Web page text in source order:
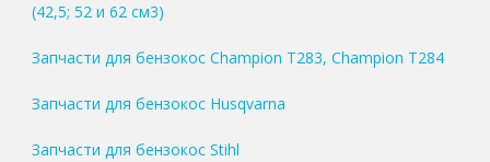
(42,5; 52 и 62 см3)
Запчасти для бензокос Champion T283, Champion T284
Запчасти для бензокос Husqvarna
Запчасти для бензокос Stihl